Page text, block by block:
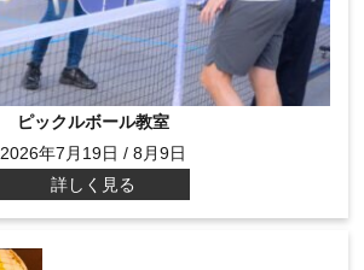
ピックルボール教室
2026年7月19日 / 8月9日
詳しく見る